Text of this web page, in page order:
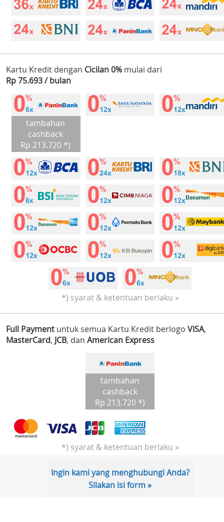
Kartu Kredit dengan Cicilan 0% mulai dari
Rp 75.693 / bulan
tambahan
cashback
Rp 213.720 *)
*) syarat & ketentuan berlaku »
Full Payment untuk semua Kartu Kredit berlogo VISA,
MasterCard, JCB, dan American Express
tambahan
cashback
Rp 213.720 *)
*) syarat & ketentuan berlaku »
Ingin kami yang menghubungi Anda?
Silakan isi form »